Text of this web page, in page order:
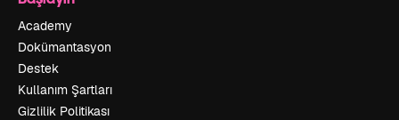
Academy
Dokümantasyon
Destek
Kullanım Şartları
Gizlilik Politikası